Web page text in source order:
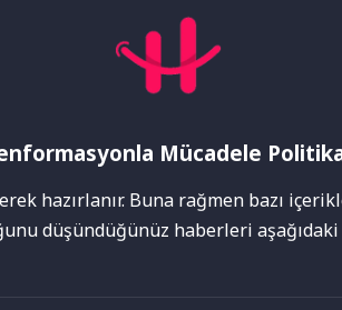
Mücadele
hazırlanır. Buna rağmen bazı
düşündüğünüz haberleri